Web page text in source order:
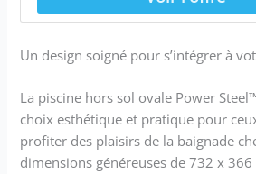
Un design soigné pour s’intégrer à
La piscine hors sol ovale Power
choix esthétique et pratique pour
profiter des plaisirs de la baignade
dimensions généreuses de 732 x